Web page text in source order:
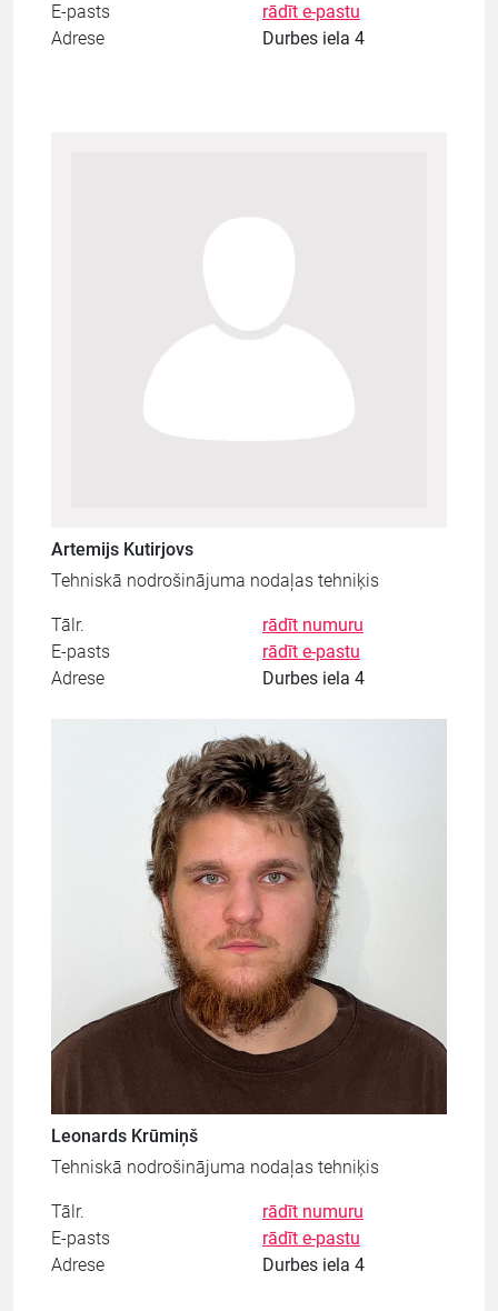
E-pasts
rādīt e-pastu
Adrese
Durbes iela 4
Artemijs Kutirjovs
Tehniskā nodrošinājuma nodaļas tehniķis
Tālr.
rādīt numuru
E-pasts
rādīt e-pastu
Adrese
Durbes iela 4
Leonards Krūmiņš
Tehniskā nodrošinājuma nodaļas tehniķis
Tālr.
rādīt numuru
E-pasts
rādīt e-pastu
Adrese
Durbes iela 4